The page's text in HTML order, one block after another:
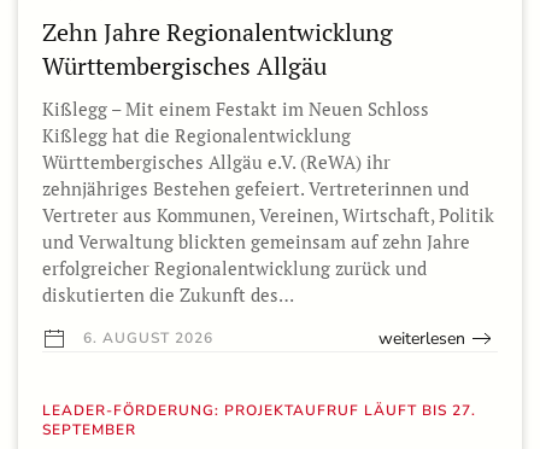
Zehn Jahre Regionalentwicklung
Württembergisches Allgäu
Kißlegg – Mit einem Festakt im Neuen Schloss
Kißlegg hat die Regionalentwicklung
Württembergisches Allgäu e.V. (ReWA) ihr
zehnjähriges Bestehen gefeiert. Vertreterinnen und
Vertreter aus Kommunen, Vereinen, Wirtschaft, Politik
und Verwaltung blickten gemeinsam auf zehn Jahre
erfolgreicher Regionalentwicklung zurück und
diskutierten die Zukunft des…
6. AUGUST 2026 weiterlesen
LEADER-FÖRDERUNG: PROJEKTAUFRUF LÄUFT BIS 27.
SEPTEMBER